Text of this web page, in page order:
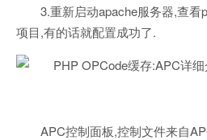
3.重新启动apache服务器,查看
项目,有的话就配置成功了.
APC控制面板,控制文件来自